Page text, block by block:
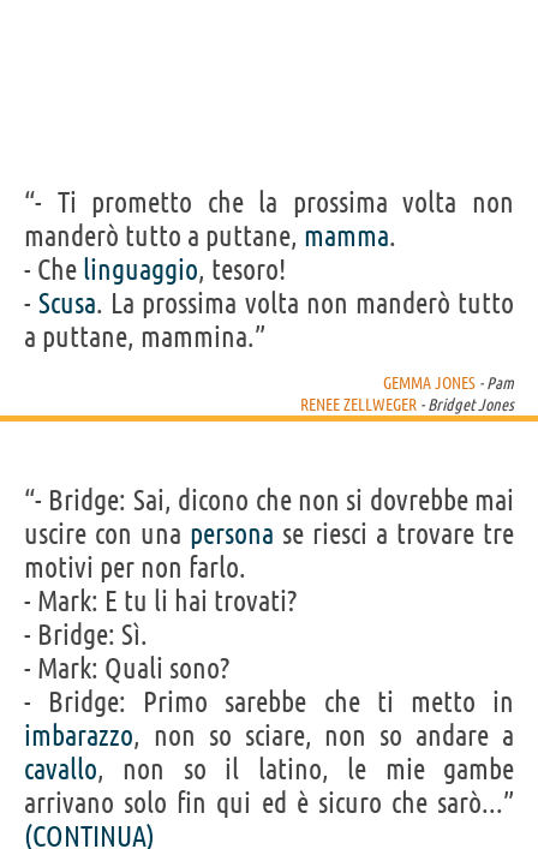
“- Ti prometto che la prossima volta non
manderò tutto a puttane, mamma.
- Che linguaggio, tesoro!
-Scusa. La prossima volta non manderò tutto
a puttane, mammina.”
GEMMA JONES - Pam
RENEE ZELLWEGER - Bridget Jones
“- Bridge: Sai, dicono che non si dovrebbe mai
uscire con una persona se riesci a trovare tre
motivi per non farlo.
- Mark: E tu li hai trovati?
- Bridge: Sì.
- Mark: Quali sono?
- Bridge: Primo sarebbe che ti metto in
imbarazzo, non so sciare, non so andare a
cavallo, non so il latino, le mie gambe
arrivano solo fin qui ed è sicuro che sarò...”
(CONTINUA)